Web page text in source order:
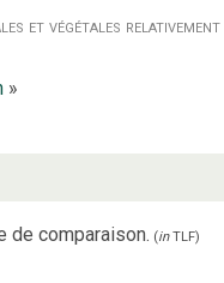
et végétales relativement
»
de comparaison. (inTLF)